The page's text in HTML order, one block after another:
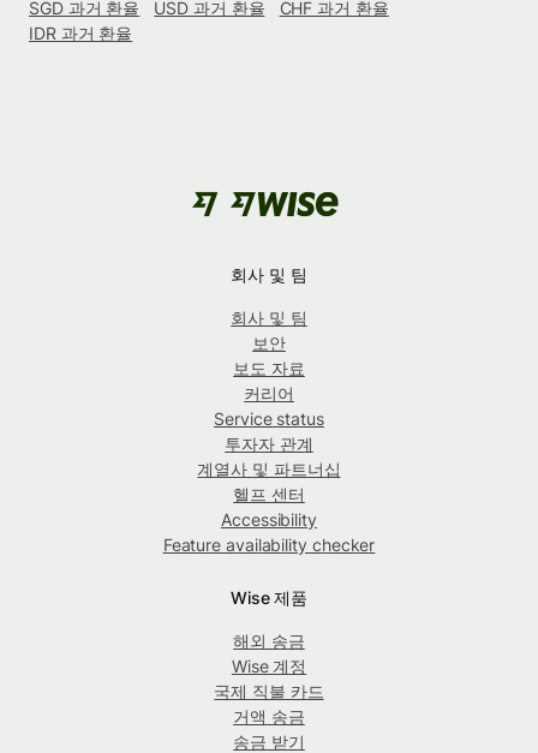
SGD 과거 환율
USD 과거 환율
CHF 과거 환율
IDR 과거 환율
회사 및 팀
회사 및 팀
보안
보도 자료
커리어
Service status
투자자 관계
계열사 및 파트너십
헬프 센터
Accessibility
Feature availability checker
Wise 제품
해외 송금
Wise 계정
국제 직불 카드
거액 송금
송금 받기